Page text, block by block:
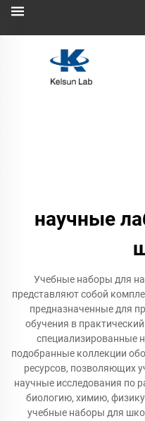
научные
Учебные наборы для
представляют собой
предназначенные для
обучения в
специализированные
подобранные коллекции
ресурсов, позволяющих
научные исследования по
биологию, химию,
учебные наборы для